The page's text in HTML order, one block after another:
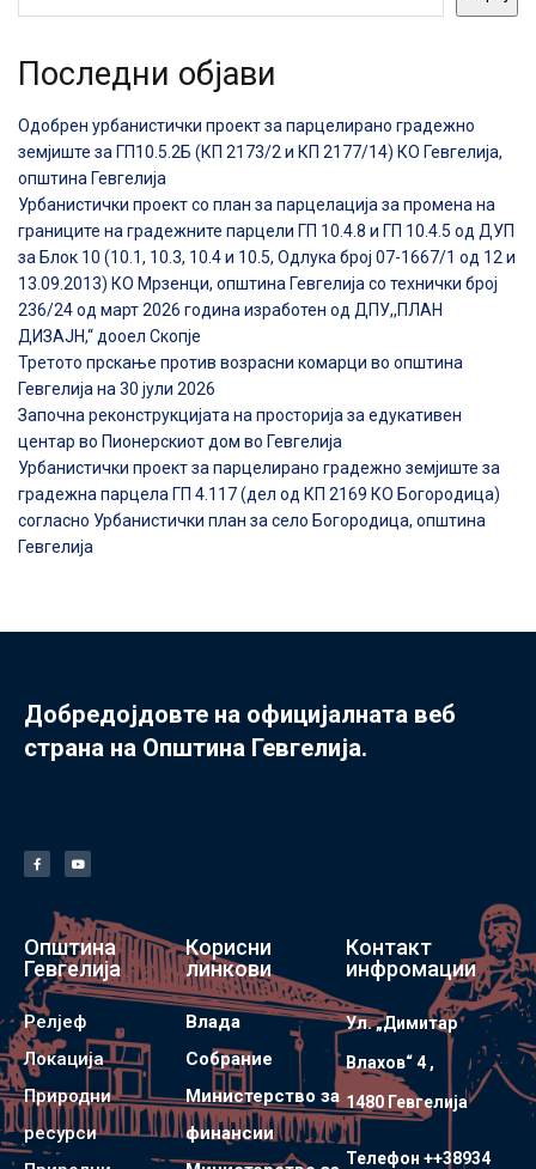
Последни објави
Одобрен урбанистички проект за парцелирано градежно
земјиште за ГП10.5.2Б (КП 2173/2 и КП 2177/14) КО Гевгелија,
општина Гевгелија
Урбанистички проект со план за парцелација за промена на
границите на градежните парцели ГП 10.4.8 и ГП 10.4.5 од ДУП
за Блок 10 (10.1, 10.3, 10.4 и 10.5, Одлука број 07-1667/1 од 12 и
13.09.2013) КО Мрзенци, општина Гевгелија со технички број
236/24 од март 2026 година изработен од ДПУ,,ПЛАН
ДИЗАЈН,“ дооел Скопје
Третото прскање против возрасни комарци во општина
Гевгелија на 30 јули 2026
Започна реконструкцијата на просторија за едукативен
центар во Пионерскиот дом во Гевгелија
Урбанистички проект за парцелирано градежно земјиште за
градежна парцела ГП 4.117 (дел од КП 2169 КО Богородица)
согласно Урбанистички план за село Богородица, општина
Гевгелија
Добредојдовте на официјалната веб
страна на Општина Гевгелија.
Општина
Гевгелија
Релјеф
Локација
Природни
ресурси
Корисни
линкови
Влада
Собрание
Министерство за
финансии
Контакт
инфромации
Ул. „Димитар
Влахов“ 4 ,
1480 Гевгелијa
Телефон ++38934